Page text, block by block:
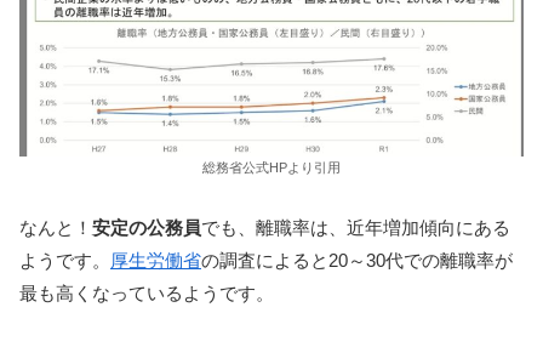
総務省公式HPより引用
なんと！ 安定の公務員でも、離職率は、近年増加傾向にある
ようです。
厚生労働省の調査によると20～30代での離職率が
最も高くなっているようです。